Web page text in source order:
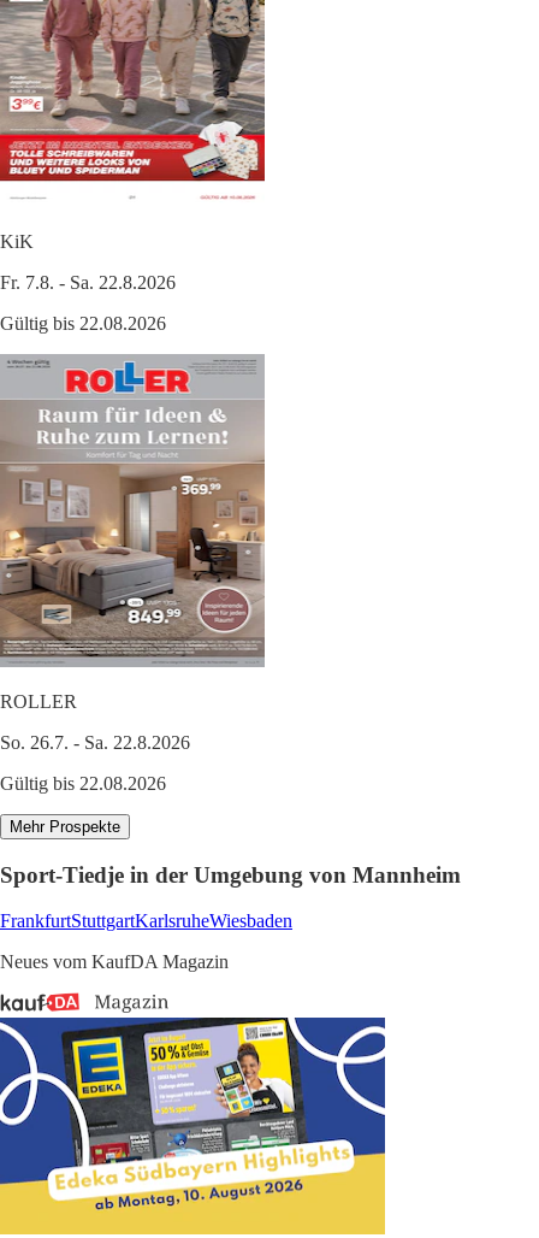
KiK
Fr. 7.8. - Sa. 22.8.2026
Gültig bis 22.08.2026
ROLLER
So. 26.7. - Sa. 22.8.2026
Gültig bis 22.08.2026
Mehr Prospekte
Sport-Tiedje in der Umgebung von Mannheim
FrankfurtStuttgartKarlsruheWiesbaden
Neues vom KaufDA Magazin